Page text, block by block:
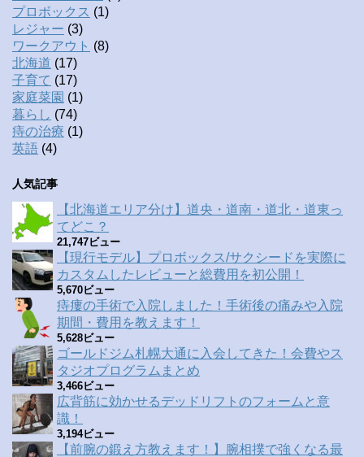
プロボックス (1)
レジャー (3)
ワークアウト (8)
北海道 (17)
子育て (17)
家庭菜園 (1)
暮らし (74)
痔の治療 (1)
英語 (4)
人気記事
【北海道エリア分け】道央・道南・道北・道東っ
てどこ？
21,747ビュー
【現行モデル】プロボックス/サクシードを実際に
カスタムしたレビューと総費用を初公開！
5,670ビュー
痔瘻の手術で入院しました！手術後の痛みや入院
期間・費用を教えます！
5,628ビュー
ゴールドジム札幌大通に入会してきた！会費やス
タジオプログラムまとめ
3,466ビュー
広背筋に効かせるデッドリフトのフォームと意
識！
3,194ビュー
【前腕の鍛え方教えます！】腕相撲で強くなる最